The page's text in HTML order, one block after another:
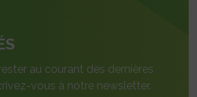
au courant des dernières
vous à notre newsletter.